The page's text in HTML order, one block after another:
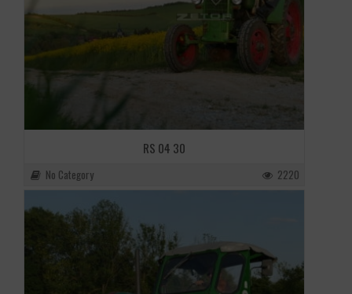
RS 04 30
No Category 2220